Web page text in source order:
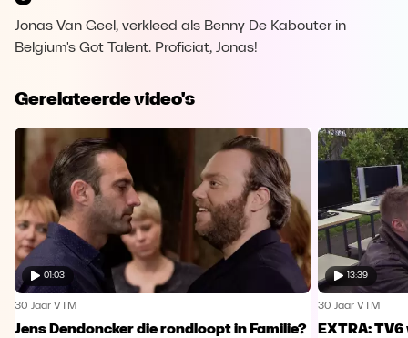
Jonas Van Geel, verkleed als Benny De Kabouter in
Belgium's Got Talent. Proficiat, Jonas!
Gerelateerde video's
01:03
30 Jaar VTM
Jens Dendoncker die rondloopt in Familie?
13:39
30 Jaar VTM
EXTRA: